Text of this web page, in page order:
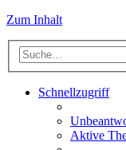
Zum Inhalt
Schnellzugriff
Aktive